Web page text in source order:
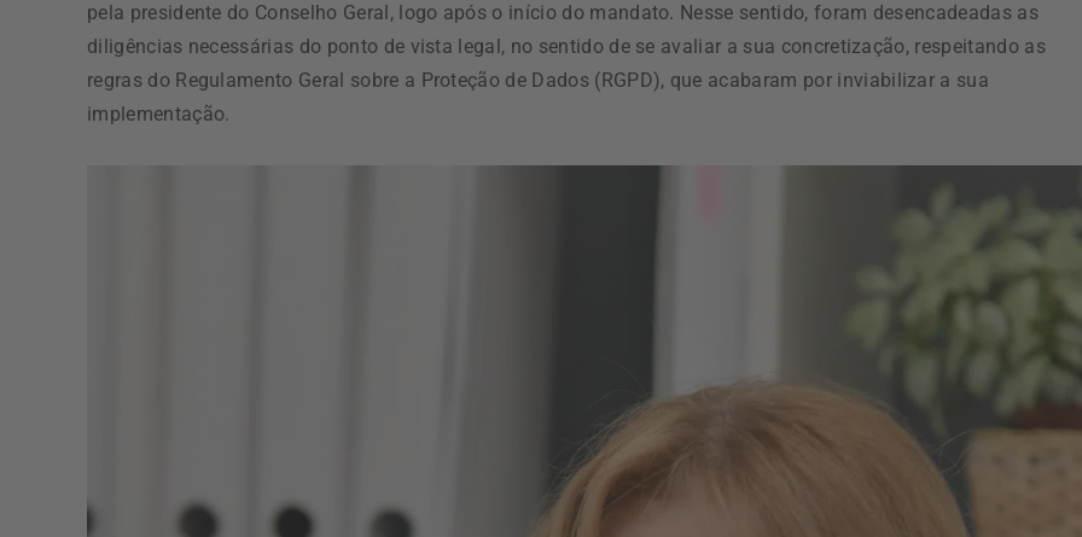
pela presidente do Conselho Geral, logo após o início do mandato. Nesse sentido, foram desencadeadas as
diligências necessárias do ponto de vista legal, no sentido de se avaliar a sua concretização, respeitando as
regras do Regulamento Geral sobre a Proteção de Dados (RGPD), que acabaram por inviabilizar a sua
implementação.